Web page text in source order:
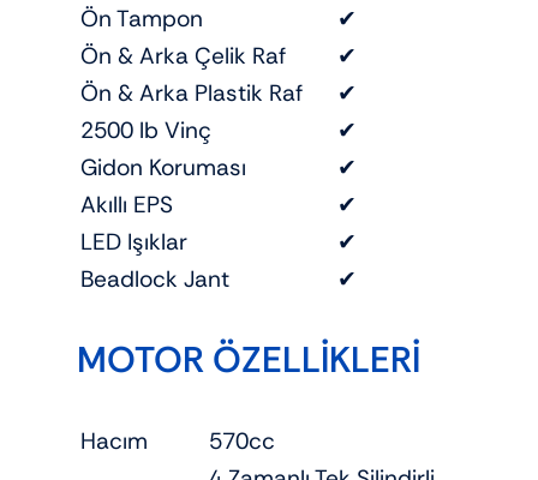
Ön Tampon
✔
Ön & Arka Çelik Raf
✔
Ön & Arka Plastik Raf
✔
2500 lb Vinç
✔
Gidon Koruması
✔
Akıllı EPS
✔
LED Işıklar
✔
Beadlock Jant
✔
MOTOR ÖZELLİKLERİ
Hacım
570cc